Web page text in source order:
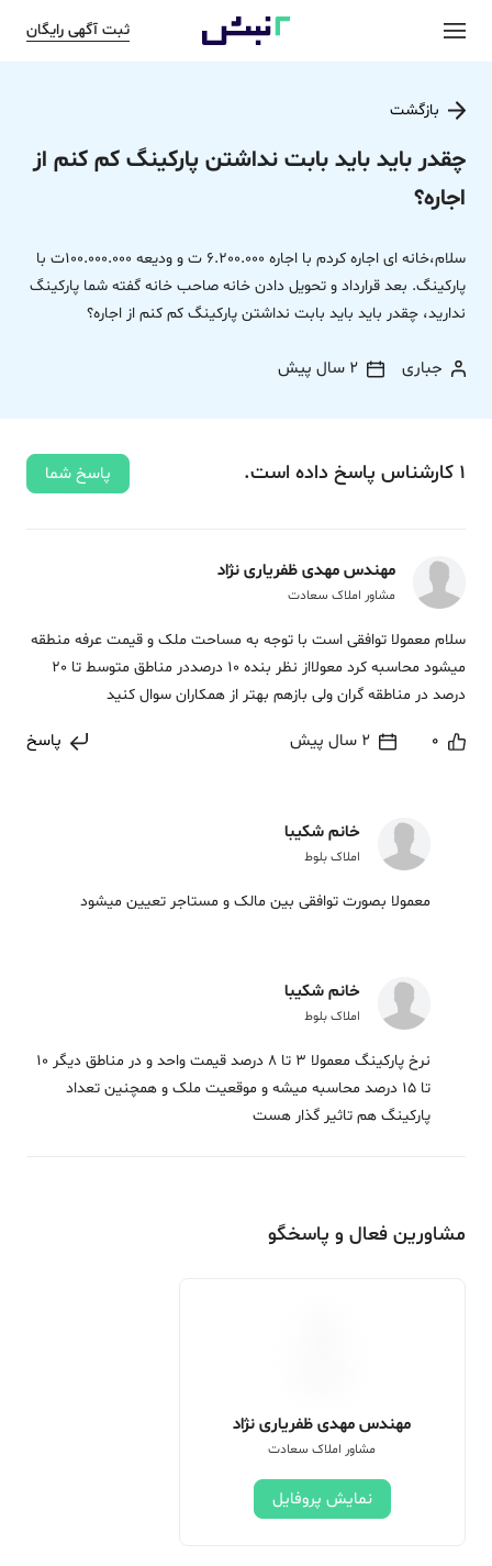
ثبت آگهی رایگان
بازگشت
چقدر باید باید بابت نداشتن پارکینگ کم کنم از
اجاره؟
سلام،خانه ای اجاره کردم با اجاره 6.200.000 ت و ودیعه 100.000.000ت با
پارکینگ. بعد قرارداد و تحویل دادن خانه صاحب خانه گفته شما پارکینگ
ندارید، چقدر باید باید بابت نداشتن پارکینگ کم کنم از اجاره؟
جباری 2 سال پیش
1 کارشناس پاسخ داده‌ است. پاسخ شما
مهندس مهدی ظفریاری نژاد
مشاور املاک سعادت
سلام معمولا توافقی است با توجه به مساحت ملک و قیمت عرفه منطقه
میشود محاسبه کرد معولااز نظر بنده 10 درصددر مناطق متوسط تا 20
درصد در مناطقه گران ولی بازهم بهتر از همکاران سوال کنید
0 2 سال پیش پاسخ
خانم شکیبا
املاک بلوط
معمولا بصورت توافقی بین مالک و مستاجر تعیین میشود
خانم شکیبا
املاک بلوط
نرخ پارکینگ معمولا 3 تا 8 درصد قیمت واحد و در مناطق دیگر 10
تا 15 درصد محاسبه میشه و موقعیت ملک و همچنین تعداد
پارکینگ هم تاثیر گذار هست
مشاورین فعال و پاسخگو
مهندس مهدی ظفریاری نژاد
مشاور املاک سعادت
نمایش پروفایل